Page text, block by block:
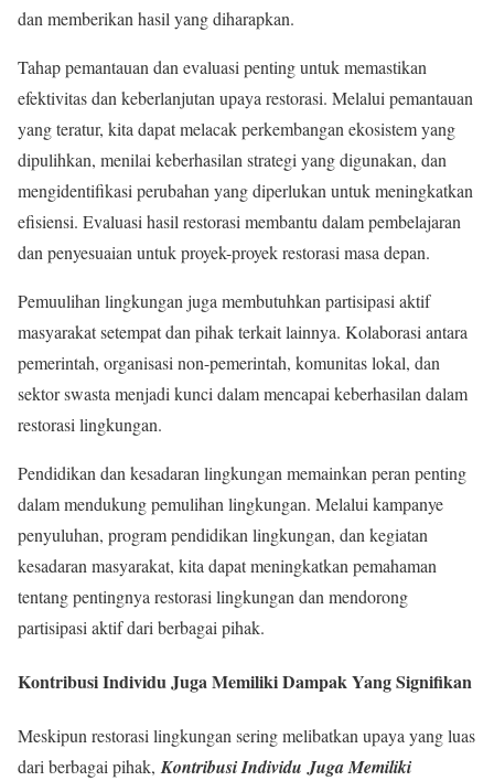
dan memberikan hasil yang diharapkan.
Tahap pemantauan dan evaluasi penting untuk memastikan
efektivitas dan keberlanjutan upaya restorasi. Melalui pemantauan
yang teratur, kita dapat melacak perkembangan ekosistem yang
dipulihkan, menilai keberhasilan strategi yang digunakan, dan
mengidentifikasi perubahan yang diperlukan untuk meningkatkan
efisiensi. Evaluasi hasil restorasi membantu dalam pembelajaran
dan penyesuaian untuk proyek-proyek restorasi masa depan.
Pemuulihan lingkungan juga membutuhkan partisipasi aktif
masyarakat setempat dan pihak terkait lainnya. Kolaborasi antara
pemerintah, organisasi non-pemerintah, komunitas lokal, dan
sektor swasta menjadi kunci dalam mencapai keberhasilan dalam
restorasi lingkungan.
Pendidikan dan kesadaran lingkungan memainkan peran penting
dalam mendukung pemulihan lingkungan. Melalui kampanye
penyuluhan, program pendidikan lingkungan, dan kegiatan
kesadaran masyarakat, kita dapat meningkatkan pemahaman
tentang pentingnya restorasi lingkungan dan mendorong
partisipasi aktif dari berbagai pihak.
Kontribusi Individu Juga Memiliki Dampak Yang Signifikan
Meskipun restorasi lingkungan sering melibatkan upaya yang luas
dari berbagai pihak,Kontribusi Individu Juga Memiliki